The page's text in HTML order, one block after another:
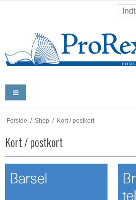
Forside / Shop / Kort / postkort
Kort / postkort